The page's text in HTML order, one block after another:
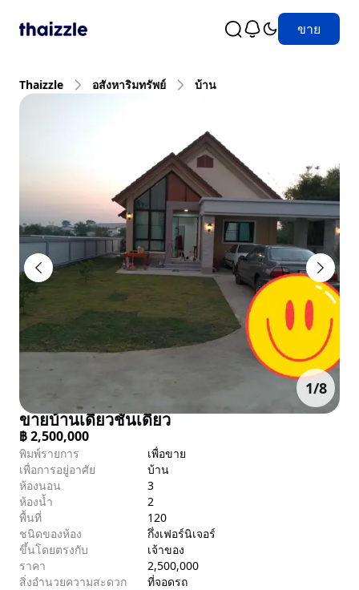
ขาย
Thaizzle อสังหาริมทรัพย์ บ้าน
1/8
ขายบ้านเดี่ยวชั้นเดียว
฿2,500,000
พิมพ์รายการ
เพื่อขาย
เพื่อการอยู่อาศัย
บ้าน
ห้องนอน
3
ห้องน้ำ
2
พื้นที่
120
ชนิดของห้อง
กึ่งเฟอร์นิเจอร์
ขึ้นโดยตรงกับ
เจ้าของ
ราคา
2,500,000
สิ่งอำนวยความสะดวก
ที่จอดรถ